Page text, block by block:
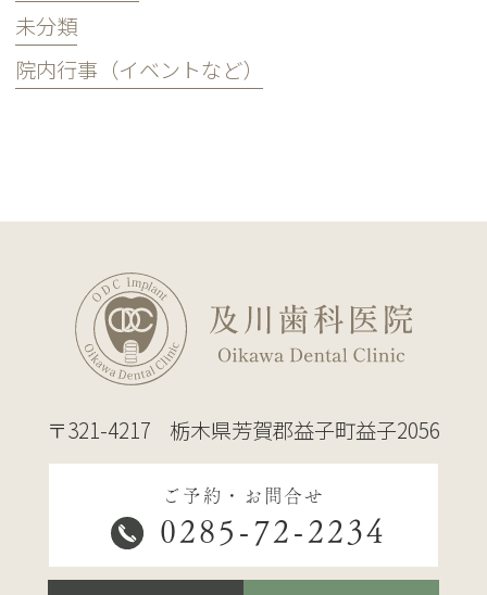
未分類
院内行事（イベントなど）
〒321-4217 栃木県芳賀郡益子町益子2056
ご予約・お問合せ
0285-72-2234